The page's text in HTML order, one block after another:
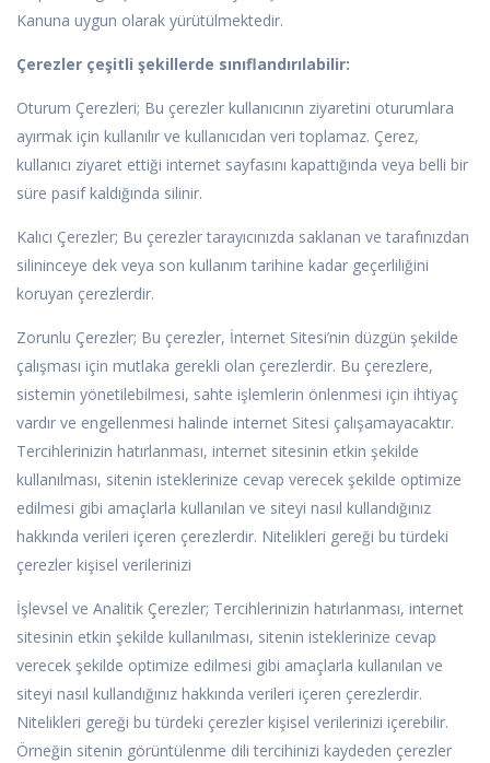
Kanuna uygun olarak yürütülmektedir.
Çerezler çeşitli şekillerde sınıflandırılabilir:
Oturum Çerezleri; Bu çerezler kullanıcının ziyaretini oturumlara
ayırmak için kullanılır ve kullanıcıdan veri toplamaz. Çerez,
kullanıcı ziyaret ettiği internet sayfasını kapattığında veya belli bir
süre pasif kaldığında silinir.
Kalıcı Çerezler; Bu çerezler tarayıcınızda saklanan ve tarafınızdan
silininceye dek veya son kullanım tarihine kadar geçerliliğini
koruyan çerezlerdir.
Zorunlu Çerezler; Bu çerezler, İnternet Sitesi’nin düzgün şekilde
çalışması için mutlaka gerekli olan çerezlerdir. Bu çerezlere,
sistemin yönetilebilmesi, sahte işlemlerin önlenmesi için ihtiyaç
vardır ve engellenmesi halinde internet Sitesi çalışamayacaktır.
Tercihlerinizin hatırlanması, internet sitesinin etkin şekilde
kullanılması, sitenin isteklerinize cevap verecek şekilde optimize
edilmesi gibi amaçlarla kullanılan ve siteyi nasıl kullandığınız
hakkında verileri içeren çerezlerdir. Nitelikleri gereği bu türdeki
çerezler kişisel verilerinizi
İşlevsel ve Analitik Çerezler; Tercihlerinizin hatırlanması, internet
sitesinin etkin şekilde kullanılması, sitenin isteklerinize cevap
verecek şekilde optimize edilmesi gibi amaçlarla kullanılan ve
siteyi nasıl kullandığınız hakkında verileri içeren çerezlerdir.
Nitelikleri gereği bu türdeki çerezler kişisel verilerinizi içerebilir.
Örneğin sitenin görüntülenme dili tercihinizi kaydeden çerezler